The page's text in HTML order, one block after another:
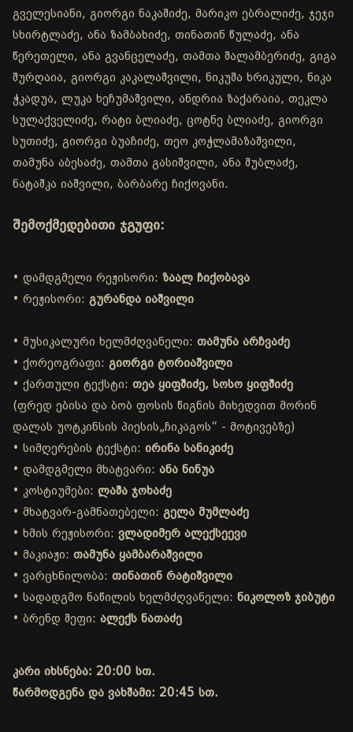
გველესიანი, გიორგი ნაკაშიძე, მარიკო ებრალიძე, ჯეჯი
სხირტლაძე, ანა ზამბახიძე, თინათინ წულაძე, ანა
წერეთელი, ანა გვანცელაძე, თამთა შალამბერიძე, გიგა
შურღაია, გიორგი კაკალაშვილი, ნიკუშა ხრიკული, ნიკა
ჭკადუა, ლუკა ხეჩუმაშვილი, ანდრია ზაქარაია, თეკლა
სულაქველიძე, რატი ბლიაძე, ცოტნე ბლიაძე, გიორგი
სუთიძე, გიორგი ბუაჩიძე, თეო კოჭლამაზაშვილი,
თამუნა აბესაძე, თამთა გასიშვილი, ანა შუბლაძე,
ნატაშკა იაშვილი, ბარბარე ჩიქოვანი.
შემოქმედებითი ჯგუფი:
• დამდგმელი რეჟისორი: ზაალ ჩიქობავა
• რეჟისორი: გურანდა იაშვილი
• მუსიკალური ხელმძღვანელი: თამუნა არჩვაძე
• ქორეოგრაფი: გიორგი ტორიაშვილი
• ქართული ტექსტი: თეა ყიფშიძე, სოსო ყიფშიძე
(ფრედ ებისა და ბობ ფოსის წიგნის მიხედვით მორინ
დალას უოტკინსის პიესის„ჩიკაგოს“ - მოტივებზე)
• სიმღერების ტექსტი: ირინა სანიკიძე
• დამდგმელი მხატვარი: ანა ნინუა
• კოსტიუმები: ლაშა ჯოხაძე
• მხატვარ-გამნათებელი: გელა მუმლაძე
• ხმის რეჟისორი: ვლადიმერ ალექსეევი
• მაკიაჟი: თამუნა ყამბარაშვილი
• ვარცხნილობა: თინათინ რატიშვილი
• სადადგმო ნაწილის ხელმძღვანელი: ნიკოლოზ ჯიბუტი
• ბრენდ შეფი: ალექს ნათაძე
კარი იხსნება: 20:00 სთ.
წარმოდგენა და ვახშამი: 20:45 სთ.